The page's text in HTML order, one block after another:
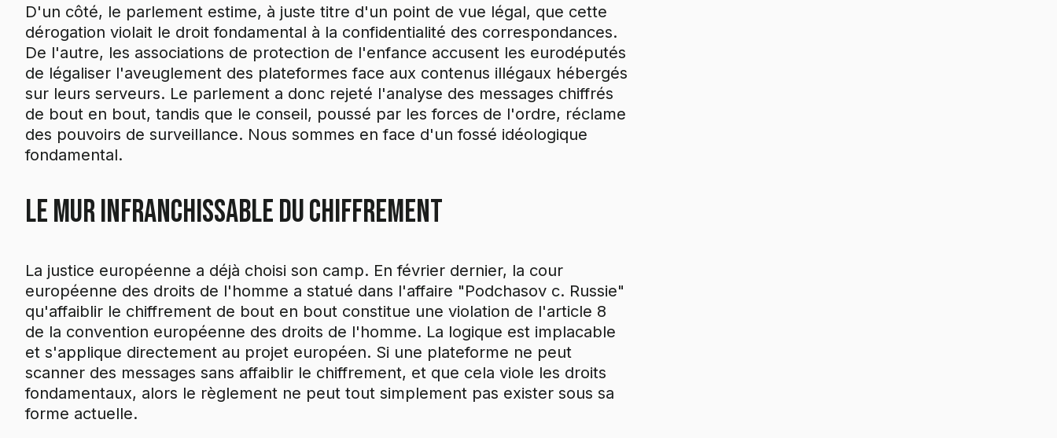
D'un côté, le parlement estime, à juste titre d'un point de vue légal, que cette
dérogation violait le droit fondamental à la confidentialité des correspondances.
De l'autre, les associations de protection de l'enfance accusent les eurodéputés
de légaliser l'aveuglement des plateformes face aux contenus illégaux hébergés
sur leurs serveurs. Le parlement a donc rejeté l'analyse des messages chiffrés
de bout en bout, tandis que le conseil, poussé par les forces de l'ordre, réclame
des pouvoirs de surveillance. Nous sommes en face d'un fossé idéologique
fondamental.
Le mur infranchissable du chiffrement
La justice européenne a déjà choisi son camp. En février dernier, la cour
européenne des droits de l'homme a statué dans l'affaire "Podchasov c. Russie"
qu'affaiblir le chiffrement de bout en bout constitue une violation de l'article 8
de la convention européenne des droits de l'homme. La logique est implacable
et s'applique directement au projet européen. Si une plateforme ne peut
scanner des messages sans affaiblir le chiffrement, et que cela viole les droits
fondamentaux, alors le règlement ne peut tout simplement pas exister sous sa
forme actuelle.